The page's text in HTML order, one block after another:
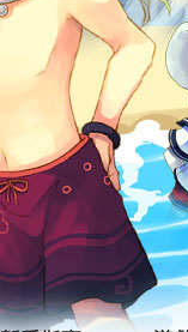
區 遊戲介紹